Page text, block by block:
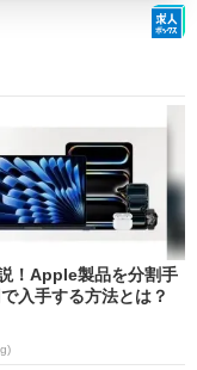
！Apple製品を分割手
入手する方法とは？